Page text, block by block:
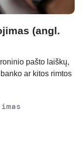
(angl.
pašto laiškų,
ar kitos rimtos